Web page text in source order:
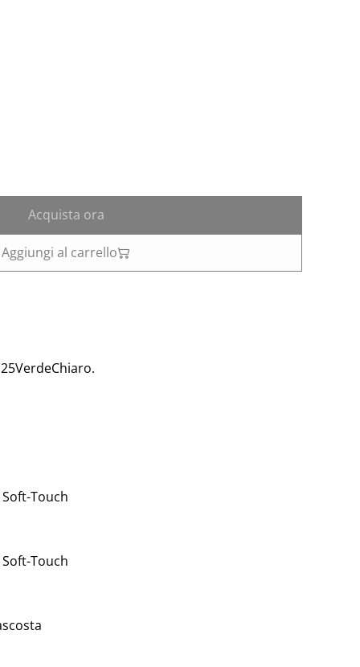
Acquista ora
Aggiungi al carrello
Touch
Touch